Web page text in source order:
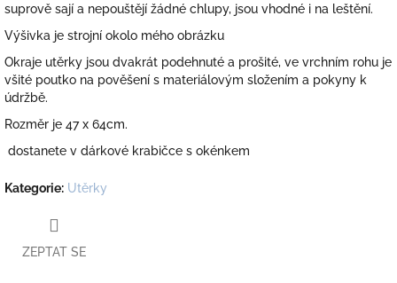
suprově sají a nepouštějí žádné chlupy, jsou vhodné i na leštění.
Výšivka je strojní okolo mého obrázku
Okraje utěrky jsou dvakrát podehnuté a prošité, ve vrchním rohu je
všité poutko na pověšení s materiálovým složením a pokyny k
údržbě.
Rozměr je 47 x 64cm.
dostanete v dárkové krabičce s okénkem
Kategorie: Utěrky
ZEPTAT SE